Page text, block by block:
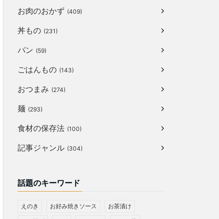
お肉のおかず (409)
丼もの (231)
パン (59)
ごはんもの (143)
おつまみ (274)
麺 (293)
食材の保存法 (100)
記事ジャンル (304)
話題のキーワード
えのき お好み焼きソース お茶漬け